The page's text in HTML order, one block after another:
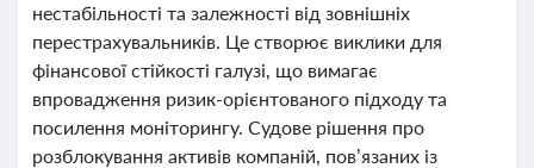
нестабільності та залежності від зовнішніх
перестрахувальників. Це створює виклики для
фінансової стійкості галузі, що вимагає
впровадження ризик-орієнтованого підходу та
посилення моніторингу. Судове рішення про
розблокування активів компаній, пов’язаних із